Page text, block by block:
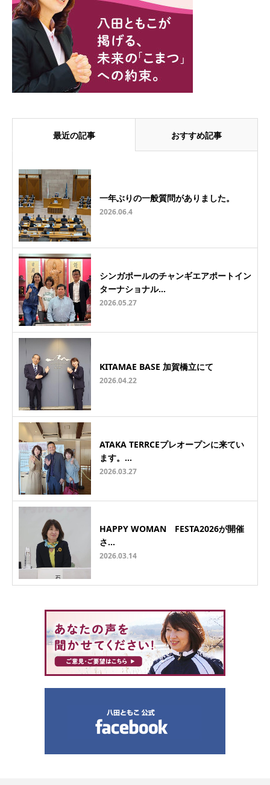
最近の記事 おすすめ記事
一年ぶりの一般質問がありました。
2026.06.4
シンガポールのチャンギエアポートイン
ターナショナル…
2026.05.27
KITAMAE BASE 加賀橋立にて
2026.04.22
ATAKA TERRCEプレオープンに来てい
ます。…
2026.03.27
HAPPY WOMAN FESTA2026が開催
さ…
2026.03.14